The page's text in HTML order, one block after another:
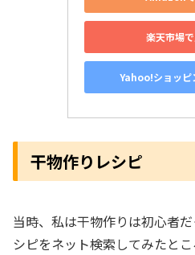
楽天市場
Yahoo!ショッピ
干物作りレシピ
当時、私は干物作りは初心者
シピをネット検索してみたと